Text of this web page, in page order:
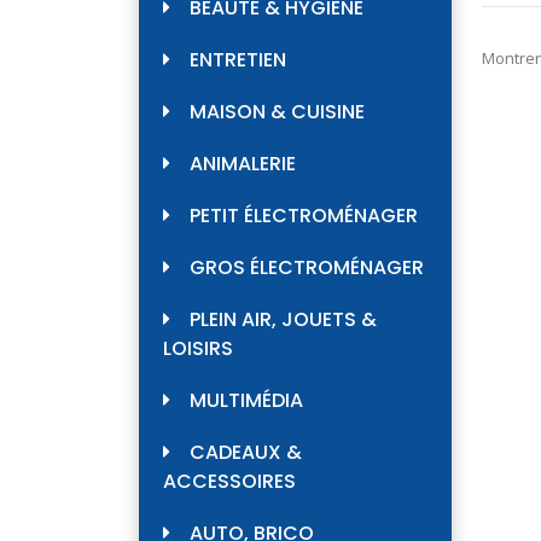
BEAUTÉ & HYGIÈNE
ENTRETIEN
MAISON & CUISINE
ANIMALERIE
PETIT ÉLECTROMÉNAGER
GROS ÉLECTROMÉNAGER
PLEIN AIR, JOUETS &
LOISIRS
MULTIMÉDIA
CADEAUX &
ACCESSOIRES
AUTO, BRICO